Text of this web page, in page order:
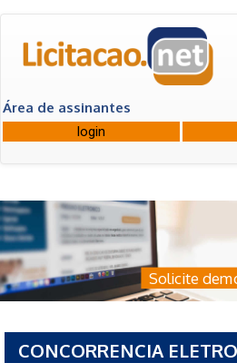
Área de assinantes
Solicite
CONCORRENCIA